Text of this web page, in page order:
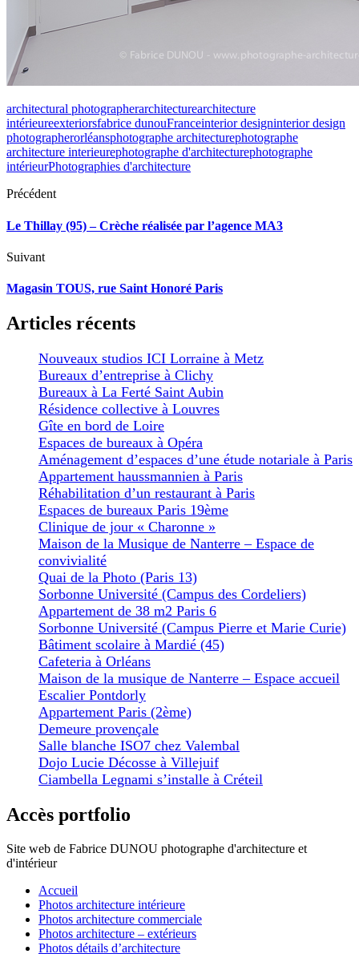
architectural photographerarchitecturearchitecture
intérieureexteriorsfabrice dunouFranceinterior designinterior design
photographerorléansphotographe architecturephotographe
architecture interieurephotographe d'architecturephotographe
intérieurPhotographies d'architecture
Précédent
Le Thillay (95) – Crèche réalisée par l’agence MA3
Suivant
Magasin TOUS, rue Saint Honoré Paris
Articles récents
Nouveaux studios ICI Lorraine à Metz
Bureaux d’entreprise à Clichy
Bureaux à La Ferté Saint Aubin
Résidence collective à Louvres
Gîte en bord de Loire
Espaces de bureaux à Opéra
Aménagement d’espaces d’une étude notariale à Paris
Appartement haussmannien à Paris
Réhabilitation d’un restaurant à Paris
Espaces de bureaux Paris 19ème
Clinique de jour « Charonne »
Maison de la Musique de Nanterre – Espace de
convivialité
Quai de la Photo (Paris 13)
Sorbonne Université (Campus des Cordeliers)
Appartement de 38 m2 Paris 6
Sorbonne Université (Campus Pierre et Marie Curie)
Bâtiment scolaire à Mardié (45)
Cafeteria à Orléans
Maison de la musique de Nanterre – Espace accueil
Escalier Pontdorly
Appartement Paris (2ème)
Demeure provençale
Salle blanche ISO7 chez Valembal
Dojo Lucie Décosse à Villejuif
Ciambella Legnami s’installe à Créteil
Accès portfolio
Site web de Fabrice DUNOU photographe d'architecture et
d'intérieur
Accueil
Photos architecture intérieure
Photos architecture commerciale
Photos architecture – extérieurs
Photos détails d’architecture